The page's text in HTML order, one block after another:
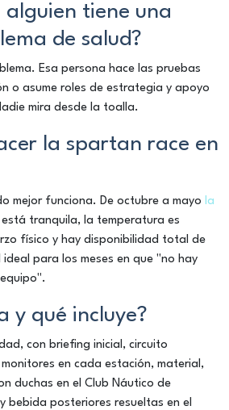
alguien tiene una
de salud?
Esa persona hace las pruebas
o asume roles de estrategia y apoyo
mira desde la toalla.
la spartan race en
mejor funciona. De octubre a mayo la
está tranquila, la temperatura es
físico y hay disponibilidad total de
para los meses en que "no hay
y qué incluye?
con briefing inicial, circuito
en cada estación, material,
duchas en el Club Náutico de
bebida posteriores resueltas en el